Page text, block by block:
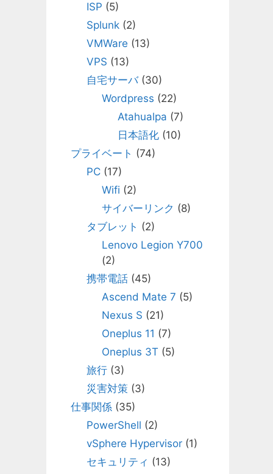
ISP (5)
Splunk(2)
VMWare (13)
VPS (13)
自宅サーバ(30)
Wordpress (22)
Atahualpa (7)
日本語化(10)
プライベート (74)
PC(17)
Wifi (2)
サイバーリンク (8)
タブレット (2)
Lenovo Legion Y700
(2)
携帯電話(45)
Ascend Mate 7 (5)
Nexus S (21)
Oneplus 11 (7)
Oneplus 3T (5)
旅行(3)
災害対策 (3)
仕事関係 (35)
PowerShell (2)
vSphere Hypervisor(1)
セキュリティ (13)